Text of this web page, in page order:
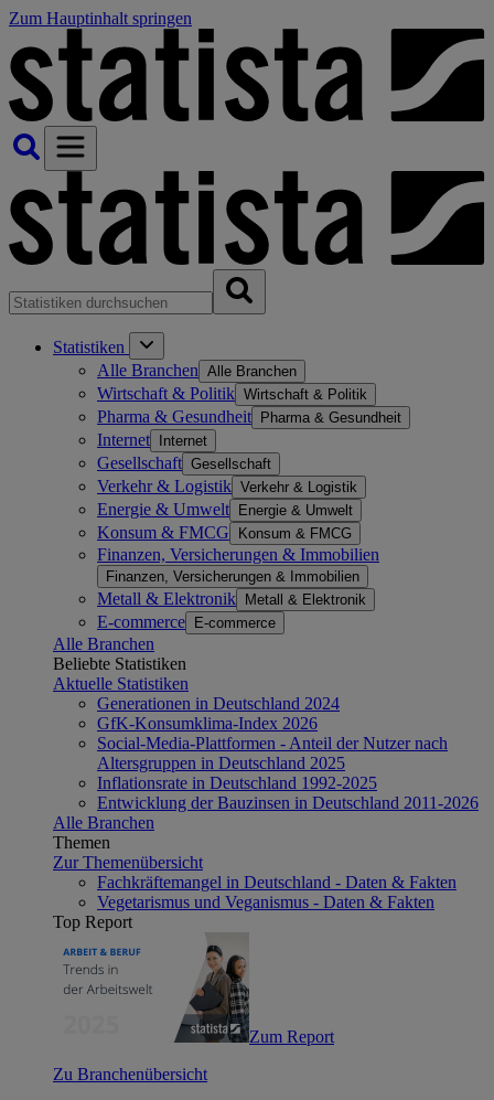
Zum Hauptinhalt springen
Statistiken
Alle Branchen Alle Branchen
Wirtschaft & Politik Wirtschaft & Politik
Pharma & Gesundheit Pharma & Gesundheit
Internet Internet
Gesellschaft Gesellschaft
Verkehr & Logistik Verkehr & Logistik
Energie & Umwelt Energie & Umwelt
Konsum & FMCG Konsum & FMCG
Finanzen, Versicherungen & Immobilien
Finanzen, Versicherungen & Immobilien
Metall & Elektronik Metall & Elektronik
E-commerce E-commerce
Alle Branchen
Beliebte Statistiken
Aktuelle Statistiken
Generationen in Deutschland 2024
GfK-Konsumklima-Index 2026
Social-Media-Plattformen - Anteil der Nutzer nach
Altersgruppen in Deutschland 2025
Inflationsrate in Deutschland 1992-2025
Entwicklung der Bauzinsen in Deutschland 2011-2026
Alle Branchen
Themen
Zur Themenübersicht
Fachkräftemangel in Deutschland - Daten & Fakten
Vegetarismus und Veganismus - Daten & Fakten
Top Report
Zum Report
Zu Branchenübersicht